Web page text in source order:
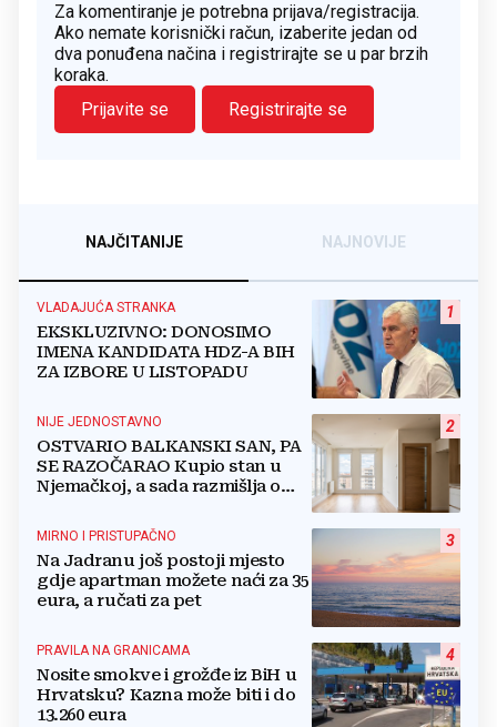
Za komentiranje je potrebna prijava/registracija.
Ako nemate korisnički račun, izaberite jedan od
dva ponuđena načina i registrirajte se u par brzih
koraka.
Prijavite se
Registrirajte se
NAJČITANIJE NAJNOVIJE
1
VLADAJUĆA STRANKA
EKSKLUZIVNO: DONOSIMO
IMENA KANDIDATA HDZ-A BIH
ZA IZBORE U LISTOPADU
2
NIJE JEDNOSTAVNO
OSTVARIO BALKANSKI SAN, PA
SE RAZOČARAO Kupio stan u
Njemačkoj, a sada razmišlja o
3
MIRNO I PRISTUPAČNO
Na Jadranu još postoji mjesto
gdje apartman možete naći za 35
eura, a ručati za pet
4
PRAVILA NA GRANICAMA
Nosite smokve i grožđe iz BiH u
Hrvatsku? Kazna može biti i do
13.260 eura